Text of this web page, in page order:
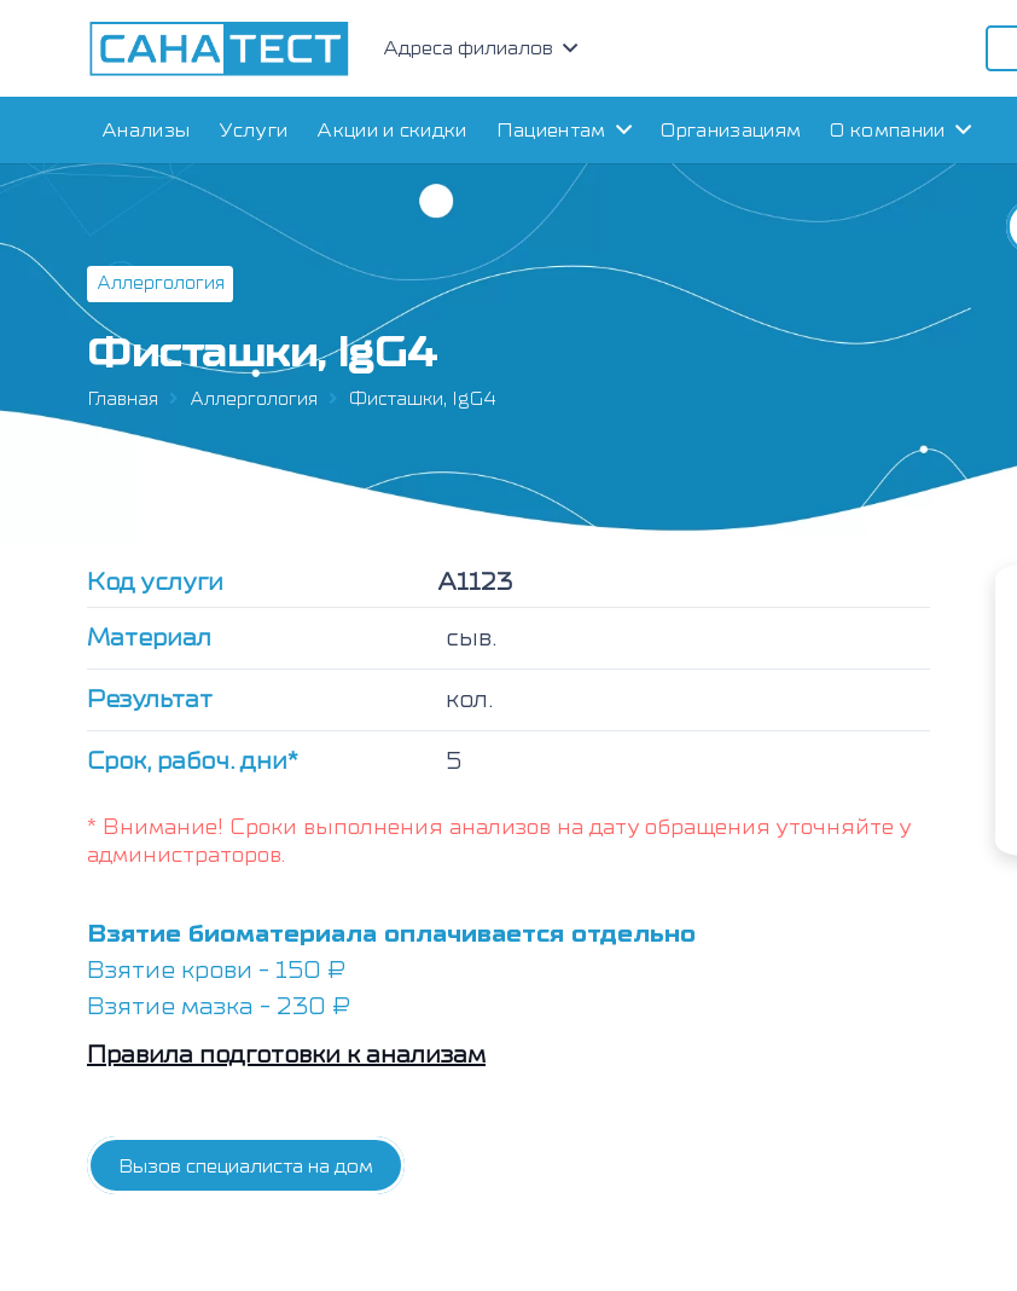
Адреса филиалов
Анализы Услуги Акции и скидки Пациентам Организациям О компании
Аллергология
Фисташки, IgG4
Главная Аллергология Фисташки, IgG4
Код услуги
А1123
Материал
сыв.
Результат кол.
Срок, рабоч. дни* 5
* Внимание! Сроки выполнения анализов на дату обращения уточняйте у
администраторов.
Взятие биоматериала оплачивается отдельно
Взятие крови - 150 ₽
Взятие мазка - 230 ₽
Правила подготовки к анализам
Вызов специалиста на дом